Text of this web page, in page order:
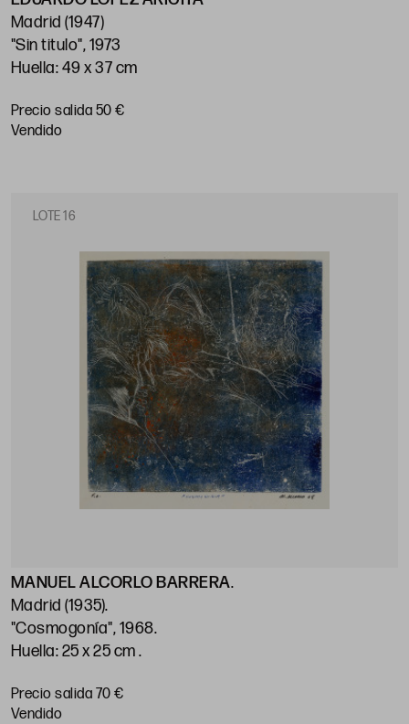
Madrid (1947)
"Sin titulo", 1973
Huella: 49 x 37 cm
Precio salida 50 €
vendido
LOTE 16
MANUEL ALCORLO BARRERA.
Madrid (1935).
"Cosmogonía", 1968.
Huella: 25 x 25 cm.
Precio salida 70 €
vendido